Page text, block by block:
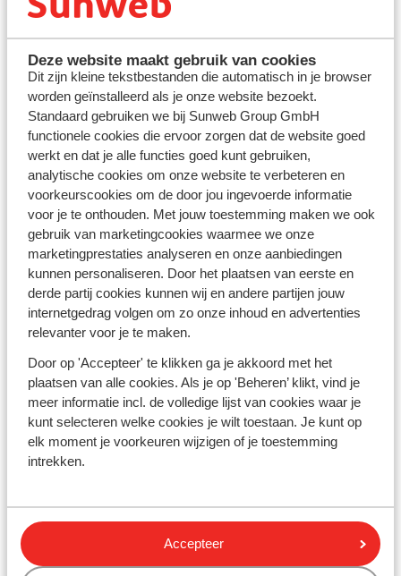
Deze website maakt gebruik van cookies
Dit zijn kleine tekstbestanden die automatisch in je browser
worden geïnstalleerd als je onze website bezoekt.
Standaard gebruiken we bij Sunweb Group GmbH
functionele cookies die ervoor zorgen dat de website goed
werkt en dat je alle functies goed kunt gebruiken,
analytische cookies om onze website te verbeteren en
voorkeurscookies om de door jou ingevoerde informatie
voor je te onthouden. Met jouw toestemming maken we ook
gebruik van marketingcookies waarmee we onze
marketingprestaties analyseren en onze aanbiedingen
kunnen personaliseren. Door het plaatsen van eerste en
derde partij cookies kunnen wij en andere partijen jouw
internetgedrag volgen om zo onze inhoud en advertenties
relevanter voor je te maken.
Door op 'Accepteer' te klikken ga je akkoord met het
plaatsen van alle cookies. Als je op 'Beheren’ klikt, vind je
meer informatie incl. de volledige lijst van cookies waar je
kunt selecteren welke cookies je wilt toestaan. Je kunt op
elk moment je voorkeuren wijzigen of je toestemming
intrekken.
Accepteer
Ontdek Sharm el Sheikh tijdens jouw
winterzonvakantie
Sharm el Sheikh inEgypteheeft ontzettend veel te
bieden. Van rijke cultuur en een kleurrijke
onderwaterwereld tot een levendig centrum en een
prachtige woestijn. Dankzij het aangename klimaat is
Sharm el Sheikh perfect voor een zomer- én
winterzonvakantie. Neem een pauze van de
Nederlandse winter, kom tot rust en ontdek het land
van de farao's. Vier jij je zonvakantie deze winter met
het hele gezin tijdens bijvoorbeeld dekerstvakantie
Maak het jezelf gemakkelijk en ga voor een all inclusive
hotel. Kinderzwembaden, volop keuze aan pasta en
ijsjes, aanschuiven wanneer je maar wilt en de leukste
activiteiten in de mini-club. Kortom, een paradijs voor
kinderen! Zoek jij een romantische vakantie zonder
volledig tot rust komt.
Beleef veelzijdig Sharm el Sheikh in Egypte
Met zo'n ruim aanbod aan luxe hotels met vele
faciliteiten hoef jij eigenlijk de deur niet meer uit. Maar
op safari, kies voor een dagje duiken of snorkelen of
wandel door het prachtige Sinaïgebergte. De
temperaturen zijn in de winter een stuk aangenamer,
waardoor je overdag de leukste activiteiten